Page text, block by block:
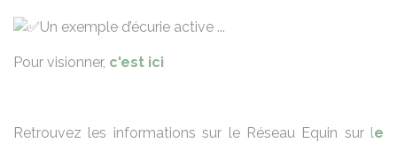
Un exemple d’écurie active ...
Pour visionner, c'est ici
Retrouvez les informations sur le Réseau Equin surle